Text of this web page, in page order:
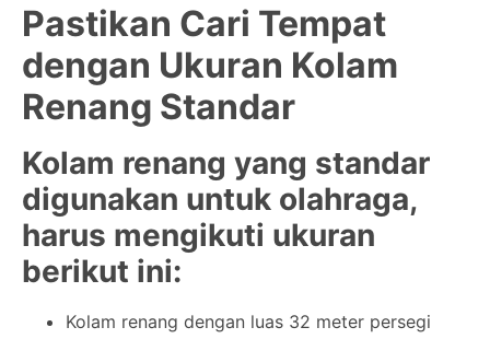
Pastikan Cari Tempat
dengan Ukuran Kolam
Renang Standar
Kolam renang yang standar
digunakan untuk olahraga,
harus mengikuti ukuran
berikut ini:
Kolam renang dengan luas 32 meter persegi